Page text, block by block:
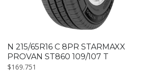
N 215/65R16 C 8PR STARMAXX
PROVAN ST860 109/107 T
$169.751